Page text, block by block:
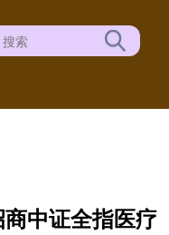
中证全指医疗